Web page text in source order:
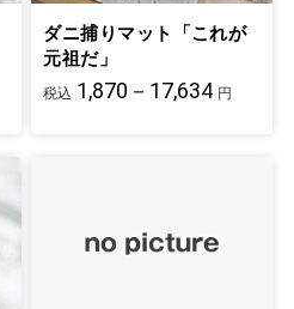
ダニ捕りマット「これが
元祖だ」
税込 1,870－17,634 円